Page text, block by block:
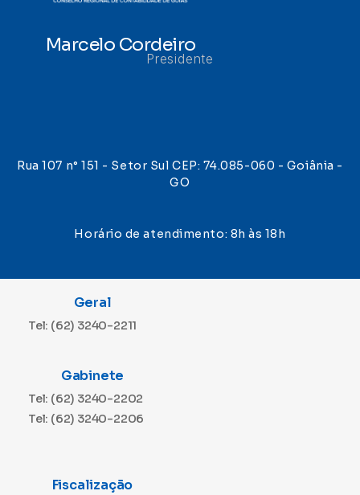
Marcelo Cordeiro
Presidente
Rua 107 n° 151 - Setor Sul CEP: 74.085-060 - Goiânia -
GO
Horário de atendimento: 8h às 18h
Geral
Tel: (62) 3240-2211
Gabinete
Tel: (62) 3240-2202
Tel: (62) 3240-2206
Fiscalização